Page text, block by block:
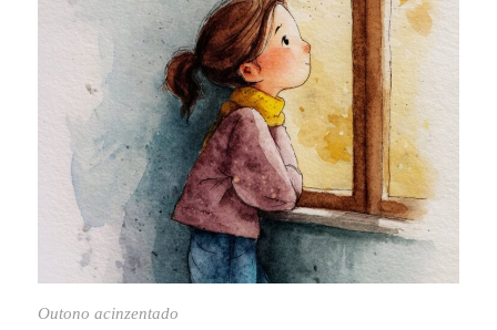
Outono acinzentado